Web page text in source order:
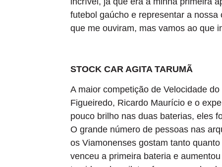
futebol gaúcho e representar a
que me ouviram, mas vamos ao que
STOCK CAR AGITA TARUMÃ
A maior competição de Velocidade
Figueiredo, Ricardo Maurício e o
pouco brilho nas duas baterias, eles
O grande número de pessoas nas
os Viamonenses gostam tanto
venceu a primeira bateria e